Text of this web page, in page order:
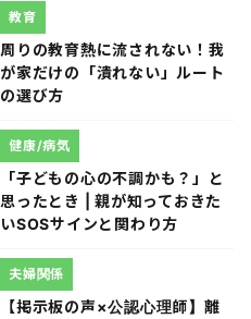
周りの教育熱に流されない！我
が家だけの「潰れない」ルート
の選び方
教育
「子どもの心の不調かも？」と
思ったとき | 親が知っておきた
いSOSサインと関わり方
健康/病気
【掲示板の声×公認心理師】離
夫婦関係